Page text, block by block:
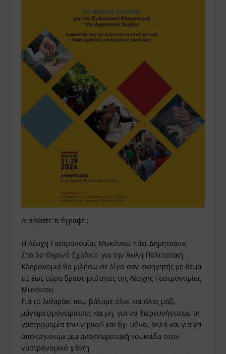
Διαβάστε τι έγραψε.:
Η Λέσχη Γαστρονομίας Μυκόνου πάει Δημητσάνα.
Στο 5ο Θερινό Σχολείο για την Άυλη Πολιτιστική
Κληρονομιά θα μιλήσω σε λίγο σαν εισηγητής με θέμα
τις έως τώρα δραστηριότητες της Λέσχης Γαστρονομίας
Μυκόνου.
Για το λιθαράκι που βάλαμε όλοι και όλες μαζί,
μάγειρες/μαγείρισσες και μη, για να διερευνήσουμε τη
γαστρομομία του νησιού και όχι μόνο, αλλά και για να
αποκτήσουμε μια αναγνωριστική κουκκίδα στον
γαστρονομικό χάρτη.